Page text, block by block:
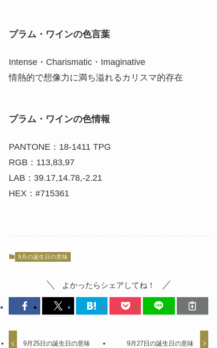
プラム・ワインの色言葉
Intense・Charismatic・Imaginative
情熱的で想像力に満ち溢れるカリスマ的存在
プラム・ワインの色情報
PANTONE：18-1411 TPG
RGB：113,83,97
LAB：39.17,14.78,-2.21
HEX：#715361
9月の誕生日の意味
よかったらシェアしてね！
9月25日の誕生日の意味 9月27日の誕生日の意味